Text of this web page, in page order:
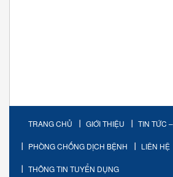
TRANG CHỦ GIỚI THIỆU TIN TỨC
PHÒNG CHỐNG DỊCH BỆNH LIÊN HỆ
THÔNG TIN TUYỂN DỤNG